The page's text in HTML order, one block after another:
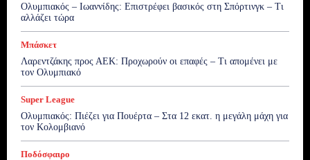
Ολυμπιακός – Ιωαννίδης: Επιστρέφει βασικός στη Σπόρτινγκ – Τι
αλλάζει τώρα
Μπάσκετ
Λαρεντζάκης προς ΑΕΚ: Προχωρούν οι επαφές – Τι απομένει με
τον Ολυμπιακό
Super League
Ολυμπιακός: Πιέζει για Πουέρτα – Στα 12 εκατ. η μεγάλη μάχη για
τον Κολομβιανό
Ποδόσφαιρο